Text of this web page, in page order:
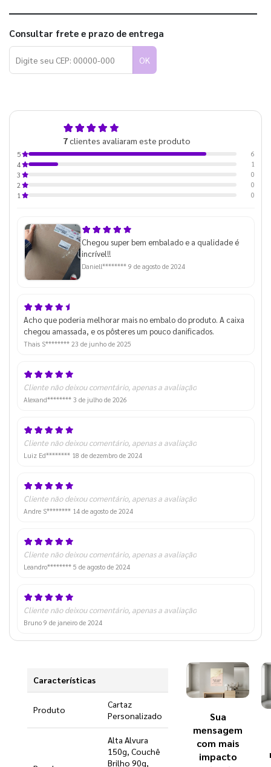
Consultar frete e prazo de entrega
OK
7clientes avaliaram este produto
5
6
4
1
3
0
2
0
1
0
Chegou super bem embalado e a qualidade é
incrível!!
Daniell******** 9 de agosto de 2024
Acho que poderia melhorar mais no embalo do produto. A caixa
chegou amassada, e os pôsteres um pouco danificados.
Thais S******** 23 de junho de 2025
Cliente não deixou comentário, apenas a avaliação
Alexand******** 3 de julho de 2026
Cliente não deixou comentário, apenas a avaliação
Luiz Ed******** 18 de dezembro de 2024
Cliente não deixou comentário, apenas a avaliação
Andre S******** 14 de agosto de 2024
Cliente não deixou comentário, apenas a avaliação
Leandro******** 5 de agosto de 2024
Cliente não deixou comentário, apenas a avaliação
Bruno 9 de janeiro de 2024
Características
Produto
Cartaz
Personalizado
Alta Alvura
150g, Couchê
Brilho 90g,
Sua
mensagem
com mais
impacto